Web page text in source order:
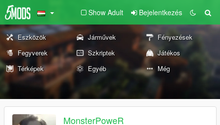
Show Adult Bejelentkezés
Eszközök Járművek
Fényezések
Fegyverek
Szkriptek
Játékos
Térképek
Egyéb Még
MonsterPoweR